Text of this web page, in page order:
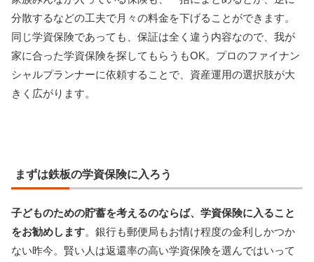
分散するなどの工夫で月々の料金を下げることができます。
同じ学資保険であっても、保証は全く違う内容なので、我が
家に合った学資保険を探してもらうもOK。プロのファイナン
シャルプランナーに依頼することで、資産運用の選択肢が大
きく広がります。
まずは鉄板の学資保険に入ろう
子どものための貯蓄を考えるのならば、学資保険に入ること
をお勧めします。銀行も郵便局もお情け程度の金利しかつか
ない昨今。賢い人は返還率の高い学資保険を選んではいって